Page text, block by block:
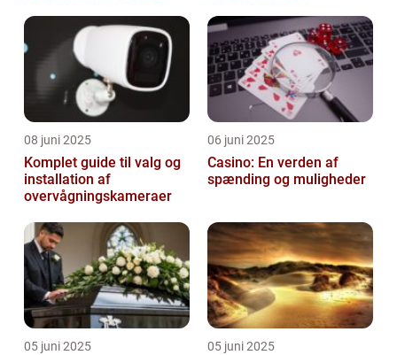
08 juni 2025
Komplet guide til valg og
installation af
overvågningskameraer
06 juni 2025
Casino: En verden af
spænding og muligheder
05 juni 2025 05 juni 2025